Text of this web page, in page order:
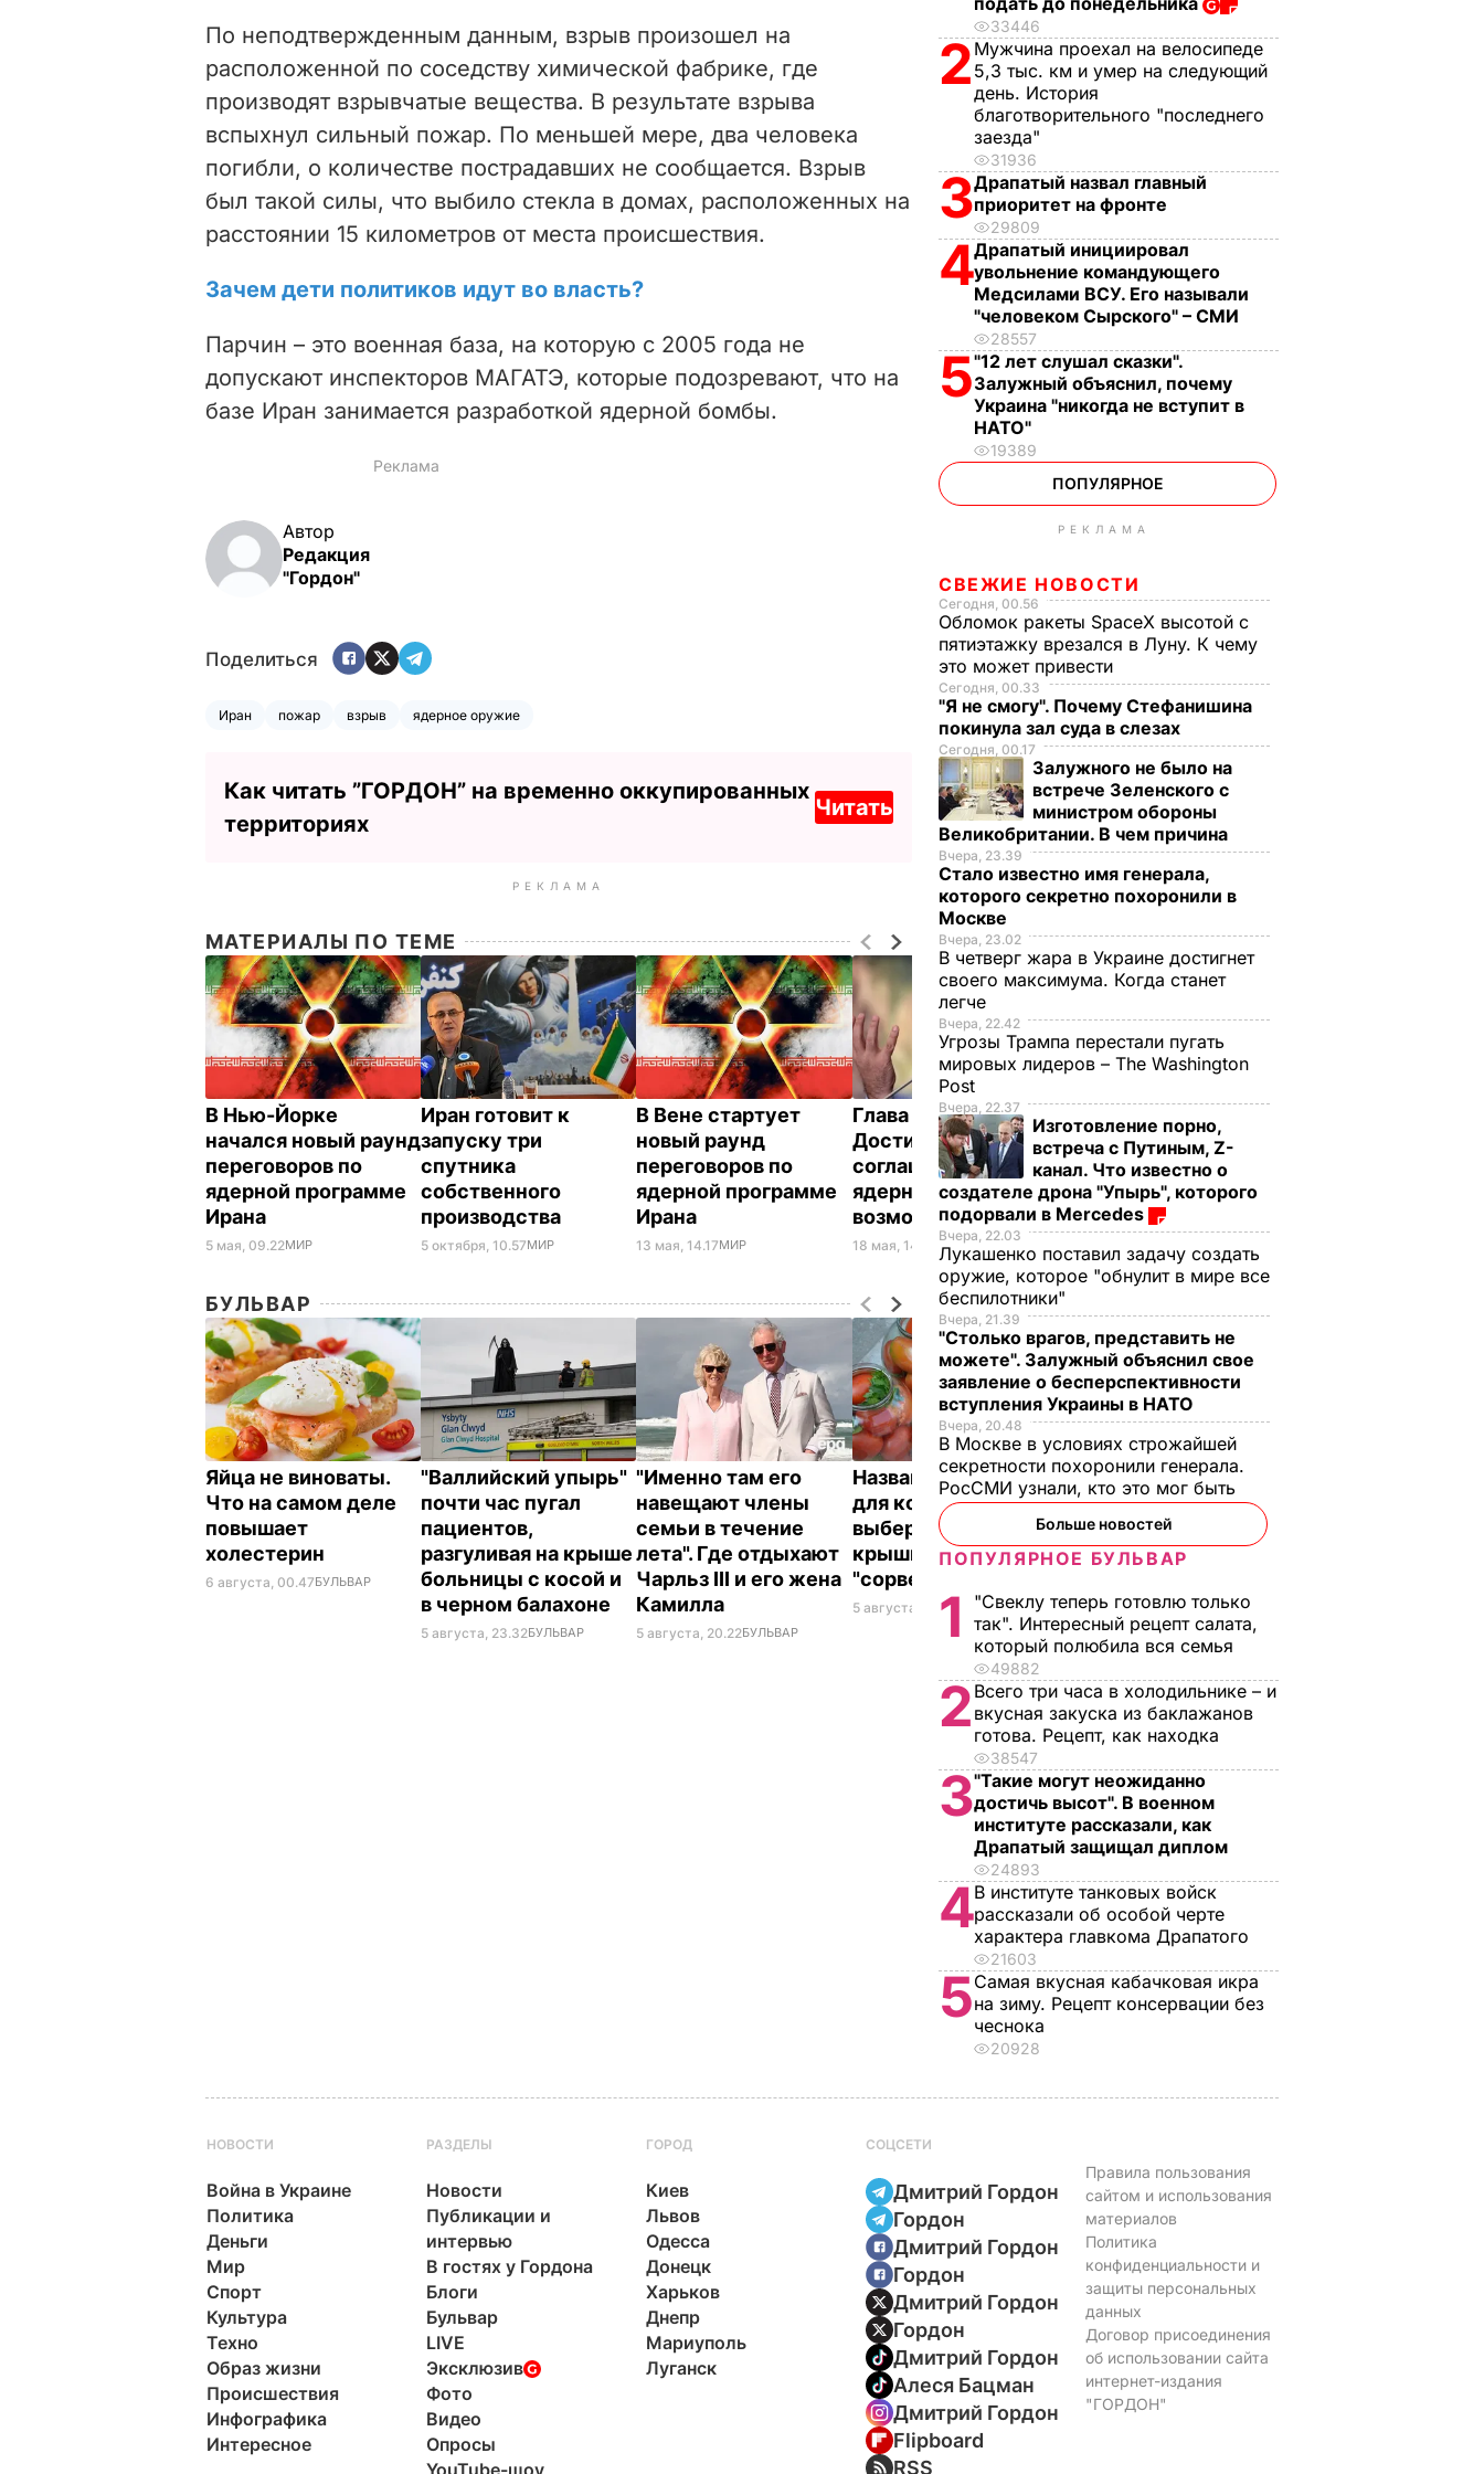
i
d
e
o
По неподтвержденным данным, взрыв произошел на
расположенной по соседству химической фабрике, где
производят взрывчатые вещества. В результате взрыва
вспыхнул сильный пожар. По меньшей мере, два человека
погибли, о количестве пострадавших не сообщается. Взрыв
был такой силы, что выбило стекла в домах, расположенных на
расстоянии 15 километров от места происшествия.
Зачем дети политиков идут во власть?
Парчин – это военная база, на которую с 2005 года не
допускают инспекторов МАГАТЭ, которые подозревают, что на
базе Иран занимается разработкой ядерной бомбы.
Автор
Редакция
"Гордон"
Поделиться
Иран пожар взрыв ядерное оружие
Как читать ”ГОРДОН” на временно оккупированных
территориях
Читать
РЕКЛАМА
МАТЕРИАЛЫ ПО ТЕМЕ
В Нью-Йорке
начался новый раунд
переговоров по
ядерной программе
Ирана
5 мая, 09.22МИР
Иран готовит к
запуску три
спутника
собственного
производства
5 октября, 10.57МИР
В Вене стартует
новый раунд
переговоров по
ядерной программе
Ирана
13 мая, 14.17МИР
Глава МИД Ирана:
Достижение
соглашения по
ядерной программе
возможно
18 мая, 14.19 МИР
последний этап
переговоров по
ядерной программе
Ирана
БУЛЬВАР
Яйца не виноваты.
Что на самом деле
повышает
холестерин
6 августа, 00.47БУЛЬВАР
"Валлийский упырь"
почти час пугал
пациентов,
разгуливая на крыше
больницы с косой и
в черном балахоне
5 августа, 23.32БУЛЬВАР
"Именно там его
навещают члены
семьи в течение
лета". Где отдыхают
Чарльз III и его жена
Камилла
5 августа, 20.22БУЛЬВАР
Названа лучшая соль
для консервации,
выберите ее – и
крышки на банках не
"сорвет"
5 августа, 19.34 БУЛЬВАР
Мария Бурмака: Нам
говорят, что будет
тяжелая зима, и я не
знаю, что делать,
некуда ехать
5 августа, 17.46БУЛЬВАР
33446
2 Мужчина проехал на велосипеде
5,3 тыс. км и умер на следующий
день. История
благотворительного "последнего
заезда"
31936
3Драпатый назвал главный
приоритет на фронте
29809
4Драпатый инициировал
увольнение командующего
Медсилами ВСУ. Его называли
"человеком Сырского" – СМИ
28557
5"12 лет слушал сказки".
Залужный объяснил, почему
Украина "никогда не вступит в
НАТО"
19389
ПОПУЛЯРНОЕ
РЕКЛАМА
СВЕЖИЕ НОВОСТИ
Сегодня, 00.56
Обломок ракеты SpaceX высотой с
пятиэтажку врезался в Луну. К чему
это может привести
Сегодня, 00.33
"Я не смогу". Почему Стефанишина
покинула зал суда в слезах
Сегодня, 00.17
Залужного не было на
встрече Зеленского с
министром обороны
Великобритании. В чем причина
Вчера, 23.39
Стало известно имя генерала,
которого секретно похоронили в
Москве
Вчера, 23.02
В четверг жара в Украине достигнет
своего максимума. Когда станет
легче
Вчера, 22.42
Угрозы Трампа перестали пугать
мировых лидеров – The Washington
Post
Вчера, 22.37
Изготовление порно,
встреча с Путиным, Z-
канал. Что известно о
создателе дрона "Упырь", которого
подорвали в Mercedes
Вчера, 22.03
Лукашенко поставил задачу создать
оружие, которое "обнулит в мире все
беспилотники"
Вчера, 21.39
"Столько врагов, представить не
можете". Залужный объяснил свое
заявление о бесперспективности
вступления Украины в НАТО
Вчера, 20.48
В Москве в условиях строжайшей
секретности похоронили генерала.
РосСМИ узнали, кто это мог быть
Больше новостей
ПОПУЛЯРНОЕ БУЛЬВАР
1
"Свеклу теперь готовлю только
так". Интересный рецепт салата,
который полюбила вся семья
49882
2 Всего три часа в холодильнике – и
вкусная закуска из баклажанов
готова. Рецепт, как находка
38547
3"Такие могут неожиданно
достичь высот". В военном
институте рассказали, как
Драпатый защищал диплом
24893
4В институте танковых войск
рассказали об особой черте
характера главкома Драпатого
21603
5Самая вкусная кабачковая икра
на зиму. Рецепт консервации без
чеснока
20928
НОВОСТИ
Война в Украине
Политика
Деньги
Мир
Спорт
Культура
Техно
Образ жизни
Происшествия
Инфографика
Интересное
РАЗДЕЛЫ
Новости
Публикации и
интервью
В гостях у Гордона
Блоги
Бульвар
LIVE
Эксклюзив
Фото
Видео
Опросы
YouTube-шоу
ГОРОД
Киев
Львов
Одесса
Донецк
Харьков
Днепр
Мариуполь
Луганск
СОЦСЕТИ
Дмитрий Гордон
Гордон
Дмитрий Гордон
Гордон
Дмитрий Гордон
Гордон
Дмитрий Гордон
Алеся Бацман
Дмитрий Гордон
Flipboard
RSS
Правила пользования
сайтом и использования
материалов
Политика
конфиденциальности и
защиты персональных
данных
Договор присоединения
об использовании сайта
интернет-издания
"ГОРДОН"